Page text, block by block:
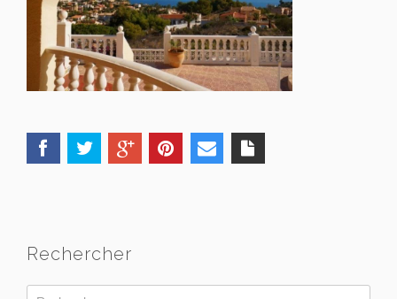
Rechercher